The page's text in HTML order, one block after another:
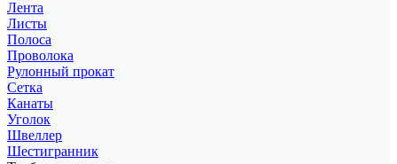
Лента
Листы
Полоса
Проволока
Рулонный прокат
Сетка
Канаты
Уголок
Швеллер
Шестигранник